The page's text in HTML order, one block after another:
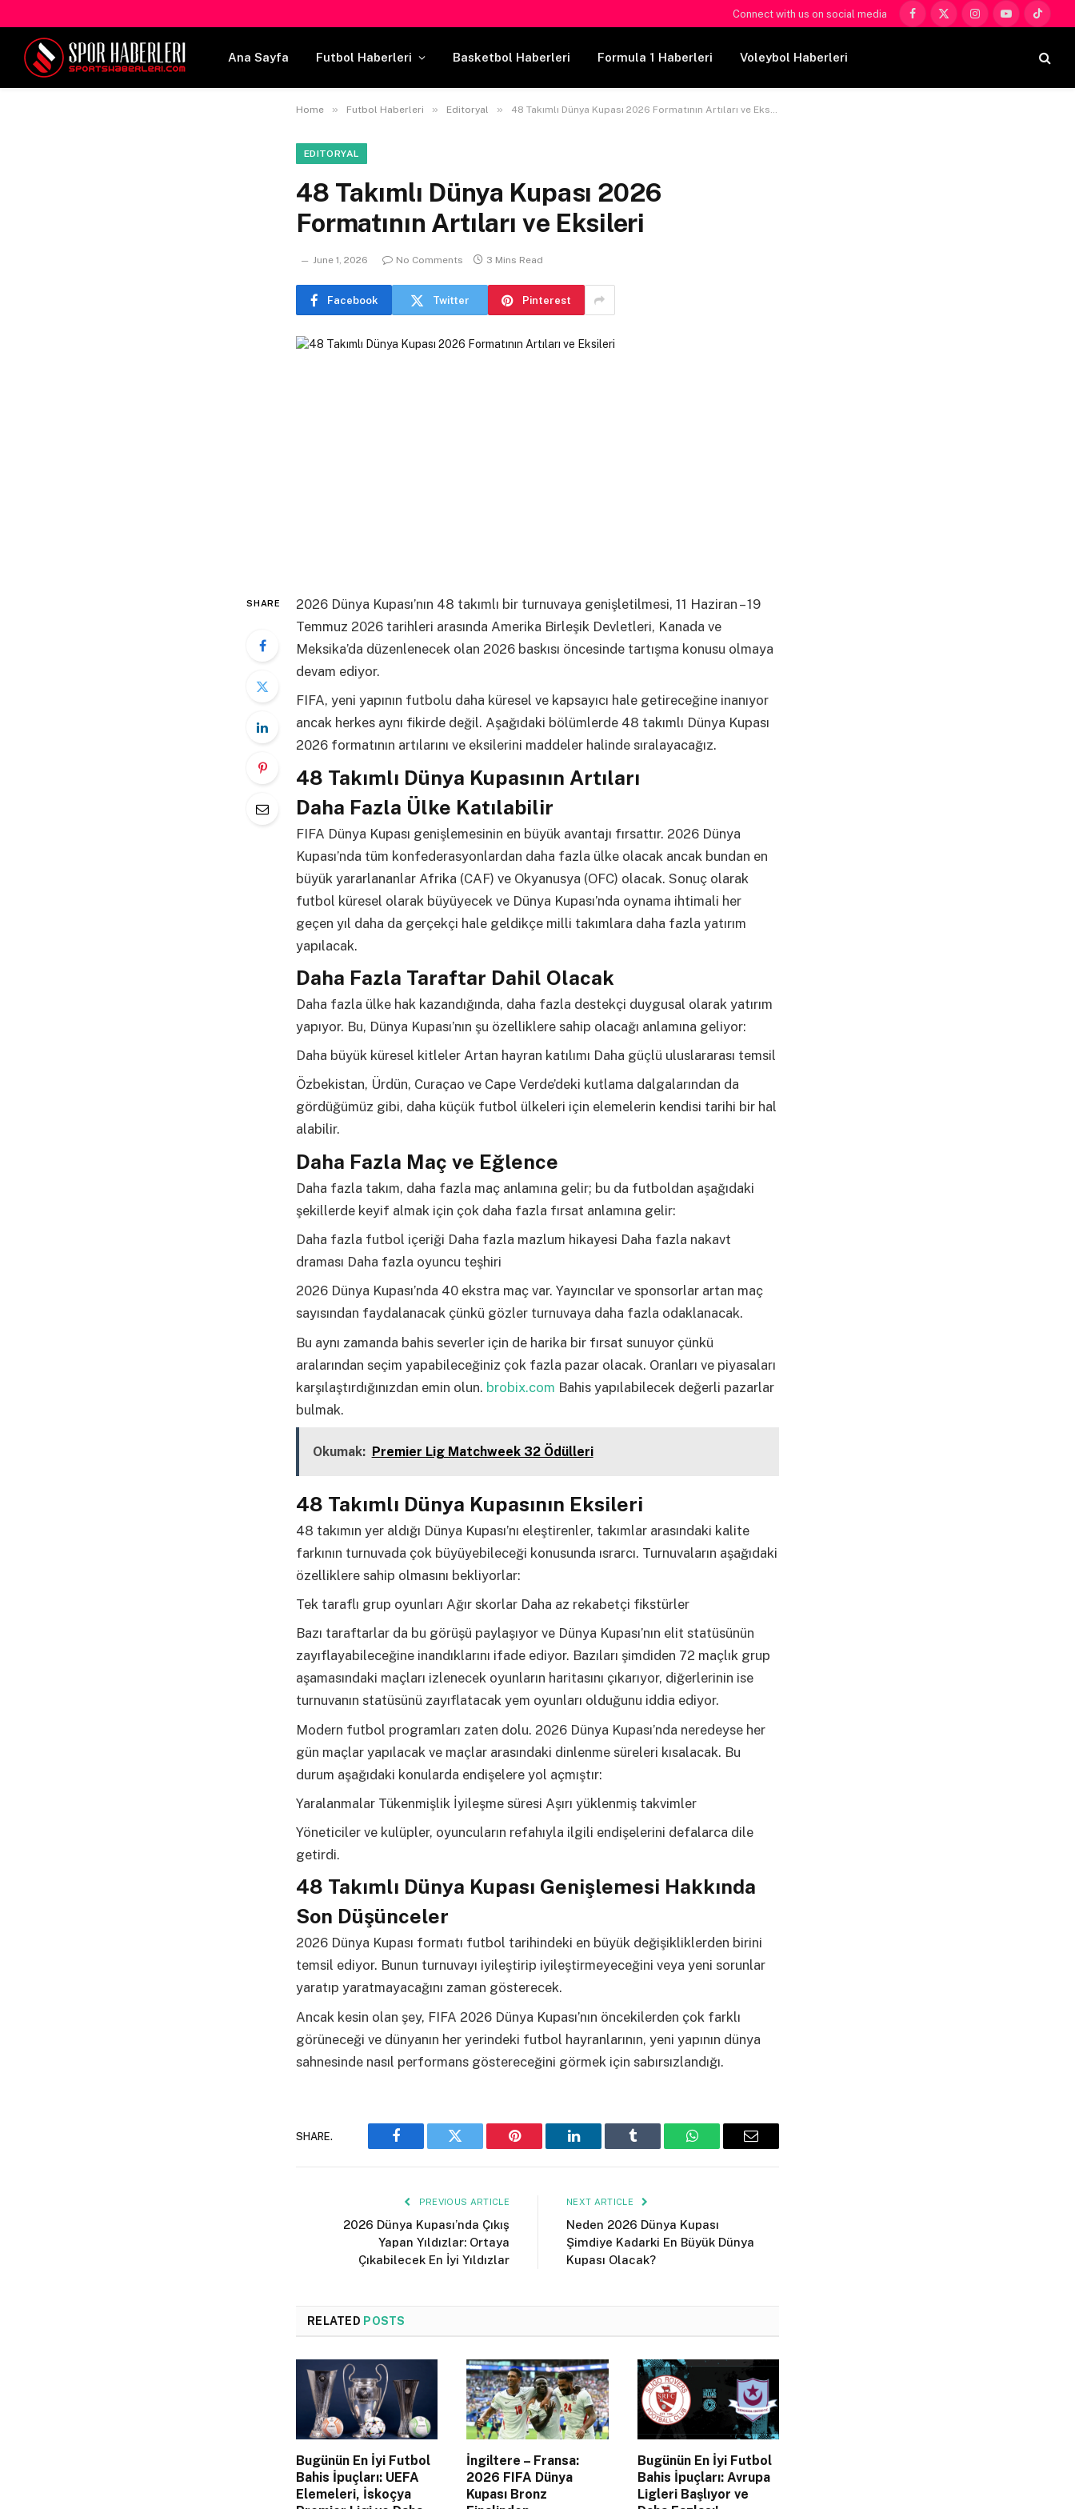
Connect with us on social media
Facebook
X
InstagramYouTubeTikTok
Ana Sayfa Futbol Haberleri Basketbol Haberleri Formula 1 Haberleri Voleybol Haberleri
Home » Futbol Haberleri » Editoryal » 48 Takımlı Dünya Kupası 2026 Formatının Artıları ve Eksileri
EDITORYAL
48 Takımlı Dünya Kupası 2026
Formatının Artıları ve Eksileri
June 1, 2026 No Comments 3 Mins Read
Facebook Twitter Pinterest
SHARE
2026 Dünya Kupası’nın 48 takımlı bir turnuvaya genişletilmesi, 11 Haziran – 19
Temmuz 2026 tarihleri ​​arasında Amerika Birleşik Devletleri, Kanada ve
Meksika’da düzenlenecek olan 2026 baskısı öncesinde tartışma konusu olmaya
devam ediyor.
FIFA, yeni yapının futbolu daha küresel ve kapsayıcı hale getireceğine inanıyor
ancak herkes aynı fikirde değil. Aşağıdaki bölümlerde 48 takımlı Dünya Kupası
2026 formatının artılarını ve eksilerini maddeler halinde sıralayacağız.
48 Takımlı Dünya Kupasının Artıları
Daha Fazla Ülke Katılabilir
FIFA Dünya Kupası genişlemesinin en büyük avantajı fırsattır. 2026 Dünya
Kupası’nda tüm konfederasyonlardan daha fazla ülke olacak ancak bundan en
büyük yararlananlar Afrika (CAF) ve Okyanusya (OFC) olacak. Sonuç olarak
futbol küresel olarak büyüyecek ve Dünya Kupası’nda oynama ihtimali her
geçen yıl daha da gerçekçi hale geldikçe milli takımlara daha fazla yatırım
yapılacak.
Daha Fazla Taraftar Dahil Olacak
Daha fazla ülke hak kazandığında, daha fazla destekçi duygusal olarak yatırım
yapıyor. Bu, Dünya Kupası’nın şu özelliklere sahip olacağı anlamına geliyor:
Daha büyük küresel kitleler Artan hayran katılımı Daha güçlü uluslararası temsil
Özbekistan, Ürdün, Curaçao ve Cape Verde’deki kutlama dalgalarından da
gördüğümüz gibi, daha küçük futbol ülkeleri için elemelerin kendisi tarihi bir hal
alabilir.
Daha Fazla Maç ve Eğlence
Daha fazla takım, daha fazla maç anlamına gelir; bu da futboldan aşağıdaki
şekillerde keyif almak için çok daha fazla fırsat anlamına gelir:
Daha fazla futbol içeriği Daha fazla mazlum hikayesi Daha fazla nakavt
draması Daha fazla oyuncu teşhiri
2026 Dünya Kupası’nda 40 ekstra maç var. Yayıncılar ve sponsorlar artan maç
sayısından faydalanacak çünkü gözler turnuvaya daha fazla odaklanacak.
Bu aynı zamanda bahis severler için de harika bir fırsat sunuyor çünkü
aralarından seçim yapabileceğiniz çok fazla pazar olacak. Oranları ve piyasaları
karşılaştırdığınızdan emin olun. brobix.com Bahis yapılabilecek değerli pazarlar
bulmak.
Okumak: Premier Lig Matchweek 32 Ödülleri
48 Takımlı Dünya Kupasının Eksileri
48 takımın yer aldığı Dünya Kupası’nı eleştirenler, takımlar arasındaki kalite
farkının turnuvada çok büyüyebileceği konusunda ısrarcı. Turnuvaların aşağıdaki
özelliklere sahip olmasını bekliyorlar:
Tek taraflı grup oyunları Ağır skorlar Daha az rekabetçi fikstürler
Bazı taraftarlar da bu görüşü paylaşıyor ve Dünya Kupası’nın elit statüsünün
zayıflayabileceğine inandıklarını ifade ediyor. Bazıları şimdiden 72 maçlık grup
aşamasındaki maçları izlenecek oyunların haritasını çıkarıyor, diğerlerinin ise
turnuvanın statüsünü zayıflatacak yem oyunları olduğunu iddia ediyor.
Modern futbol programları zaten dolu. 2026 Dünya Kupası’nda neredeyse her
gün maçlar yapılacak ve maçlar arasındaki dinlenme süreleri kısalacak. Bu
durum aşağıdaki konularda endişelere yol açmıştır:
Yaralanmalar Tükenmişlik İyileşme süresi Aşırı yüklenmiş takvimler
Yöneticiler ve kulüpler, oyuncuların refahıyla ilgili endişelerini defalarca dile
getirdi.
48 Takımlı Dünya Kupası Genişlemesi Hakkında
Son Düşünceler
2026 Dünya Kupası formatı futbol tarihindeki en büyük değişikliklerden birini
temsil ediyor. Bunun turnuvayı iyileştirip iyileştirmeyeceğini veya yeni sorunlar
yaratıp yaratmayacağını zaman gösterecek.
Ancak kesin olan şey, FIFA 2026 Dünya Kupası’nın öncekilerden çok farklı
görüneceği ve dünyanın her yerindeki futbol hayranlarının, yeni yapının dünya
sahnesinde nasıl performans göstereceğini görmek için sabırsızlandığı.
SHARE.
Facebook Twitter Pinterest LinkedIn Tumblr WhatsAppEmail
PREVIOUS ARTICLE
2026 Dünya Kupası’nda Çıkış
Yapan Yıldızlar: Ortaya
Çıkabilecek En İyi Yıldızlar
NEXT ARTICLE
Neden 2026 Dünya Kupası
Şimdiye Kadarki En Büyük Dünya
Kupası Olacak?
RELATED POSTS
Bugünün En İyi Futbol
Bahis İpuçları: UEFA
Elemeleri, İskoçya
İngiltere – Fransa:
2026 FIFA Dünya
Kupası Bronz
Bugünün En İyi Futbol
Bahis İpuçları: Avrupa
Ligleri Başlıyor ve